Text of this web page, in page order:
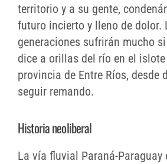
territorio y a su gente,
futuro incierto y lleno de dolor.
generaciones sufrirán mucho
dice a orillas del río en el
provincia de Entre Ríos, desde
seguir remando.
Historia neoliberal
La vía fluvial Paraná-Paraguay